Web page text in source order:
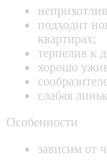
подходит
квартирах;
терпелив к
хорошо
слабая
Особенности
зависим от